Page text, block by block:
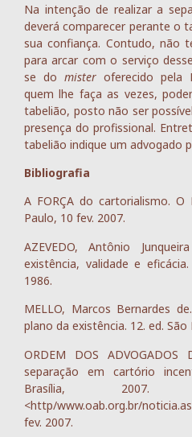
Na intenção de realizar a
deverá comparecer perante o
sua confiança. Contudo, não
para arcar com o serviço
se do mister oferecido pela
quem lhe faça as vezes,
tabelião, posto não ser
presença do profissional.
tabelião indique um advogado
Bibliografia
A FORÇA do cartorialismo.
Paulo, 10 fev. 2007.
AZEVEDO, Antônio
existência, validade e
1986.
MELLO, Marcos Bernardes
plano da existência. 12. ed. São
ORDEM DOS
separação em cartório
Brasília, 2007.
<http/www.oab.org.br/
fev. 2007.